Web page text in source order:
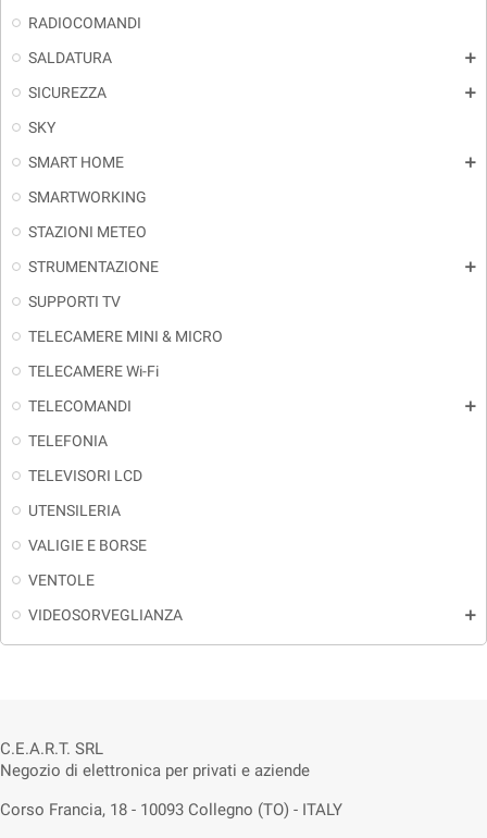
RADIOCOMANDI
SALDATURA
add
SICUREZZA add
SKY
SMART HOME
add
SMARTWORKING
STAZIONI METEO
STRUMENTAZIONE
add
SUPPORTI TV
TELECAMERE MINI & MICRO
TELECAMERE Wi-Fi
TELECOMANDI
add
TELEFONIA
TELEVISORI LCD
UTENSILERIA
VALIGIE E BORSE
VENTOLE
VIDEOSORVEGLIANZA
add
C.E.A.R.T. SRL
Negozio di elettronica per privati e aziende
Corso Francia, 18 - 10093 Collegno (TO) - ITALY